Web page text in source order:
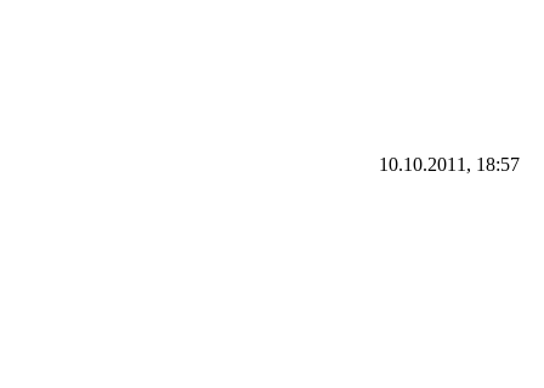
10.10.2011, 18:57